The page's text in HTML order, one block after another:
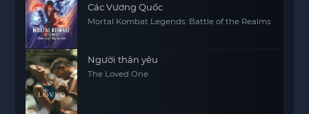
Các Vương Quốc
Mortal Kombat Legends: Battle of the Realms
Người thân yêu
The Loved One